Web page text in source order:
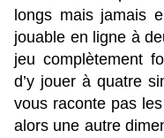
longs mais jamais
jouable en ligne à
jeu complètement
d’y jouer à quatre
vous raconte pas
alors une autre